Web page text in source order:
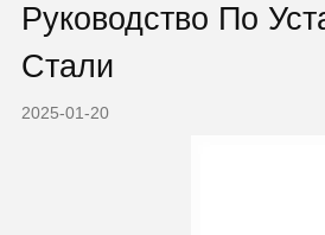
Руководство По
Стали
2025-01-20